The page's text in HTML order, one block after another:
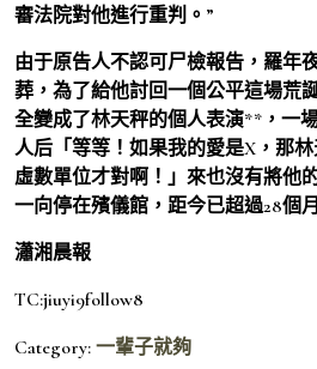
審法院對他進行重判。”
由于原告人不認可尸檢報告，羅年
葬，為了給他討回一個公平這場荒
全變成了林天秤的個人表演**，一
人后「等等！如果我的愛是X，那
虛數單位才對啊！」來也沒有將他
一向停在殯儀館，距今已超過28個
瀟湘晨報
TC:jiuyi9follow8
Category: 一輩子就夠